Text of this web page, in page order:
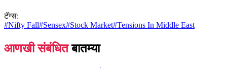
टॅग्स:
#Nifty Fall#Sensex#Stock Market#Tensions In Middle East
आणखी संबंधित बातम्या